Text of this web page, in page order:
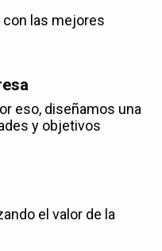
con las mejores
eso, diseñamos una
y objetivos
el valor de la